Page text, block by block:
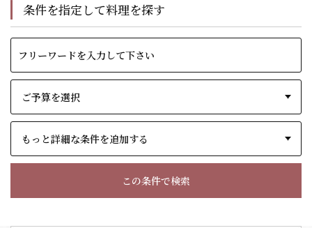
条件を指定して料理を探す
もっと詳細な条件を追加する
この条件で検索